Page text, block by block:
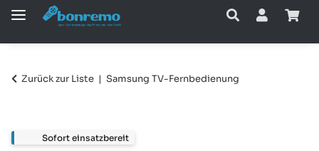
Zurück zur Liste Samsung TV-Fernbedienung